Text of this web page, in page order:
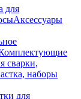
для
Аксессуары
сварки,
наборы
для